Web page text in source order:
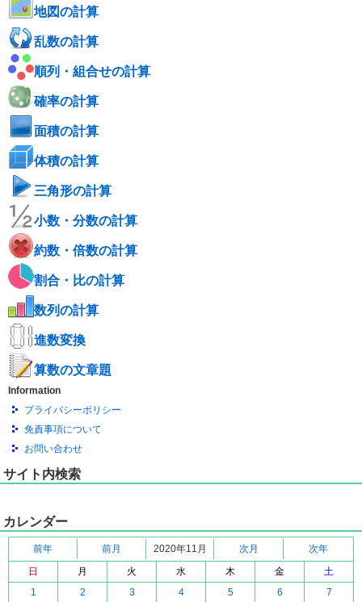
地図の計算
乱数の計算
順列・組合せの計算
確率の計算
面積の計算
体積の計算
三角形の計算
小数・分数の計算
約数・倍数の計算
割合・比の計算
数列の計算
進数変換
算数の文章題
Information
プライバシーポリシー
免責事項について
お問い合わせ
サイト内検索
カレンダー
前年 前月 2020年11月 次月
次年
日
月 火 水 木 金
土
1
2 3 4 5 6 7